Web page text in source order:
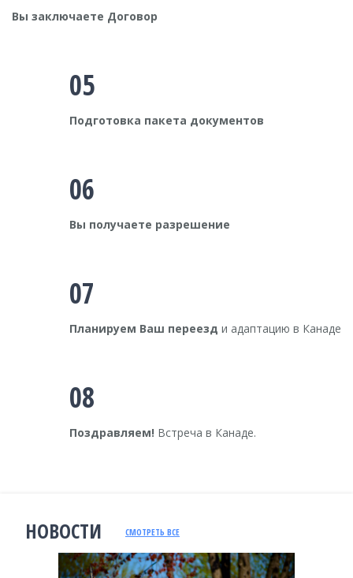
Вы заключаете Договор
05
Подготовка пакета документов
06
Вы получаете разрешение
07
Планируем Ваш переезд и адаптацию в Канаде
08
Поздравляем! Встреча в Канаде.
НОВОСТИ СМОТРЕТЬ ВСЕ